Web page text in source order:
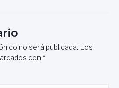
no será publicada. Los
con *